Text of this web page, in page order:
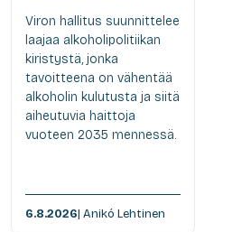
Viron hallitus suunnittelee
laajaa alkoholipolitiikan
kiristystä, jonka
tavoitteena on vähentää
alkoholin kulutusta ja siitä
aiheutuvia haittoja
vuoteen 2035 mennessä.
6.8.2026| Anikó Lehtinen